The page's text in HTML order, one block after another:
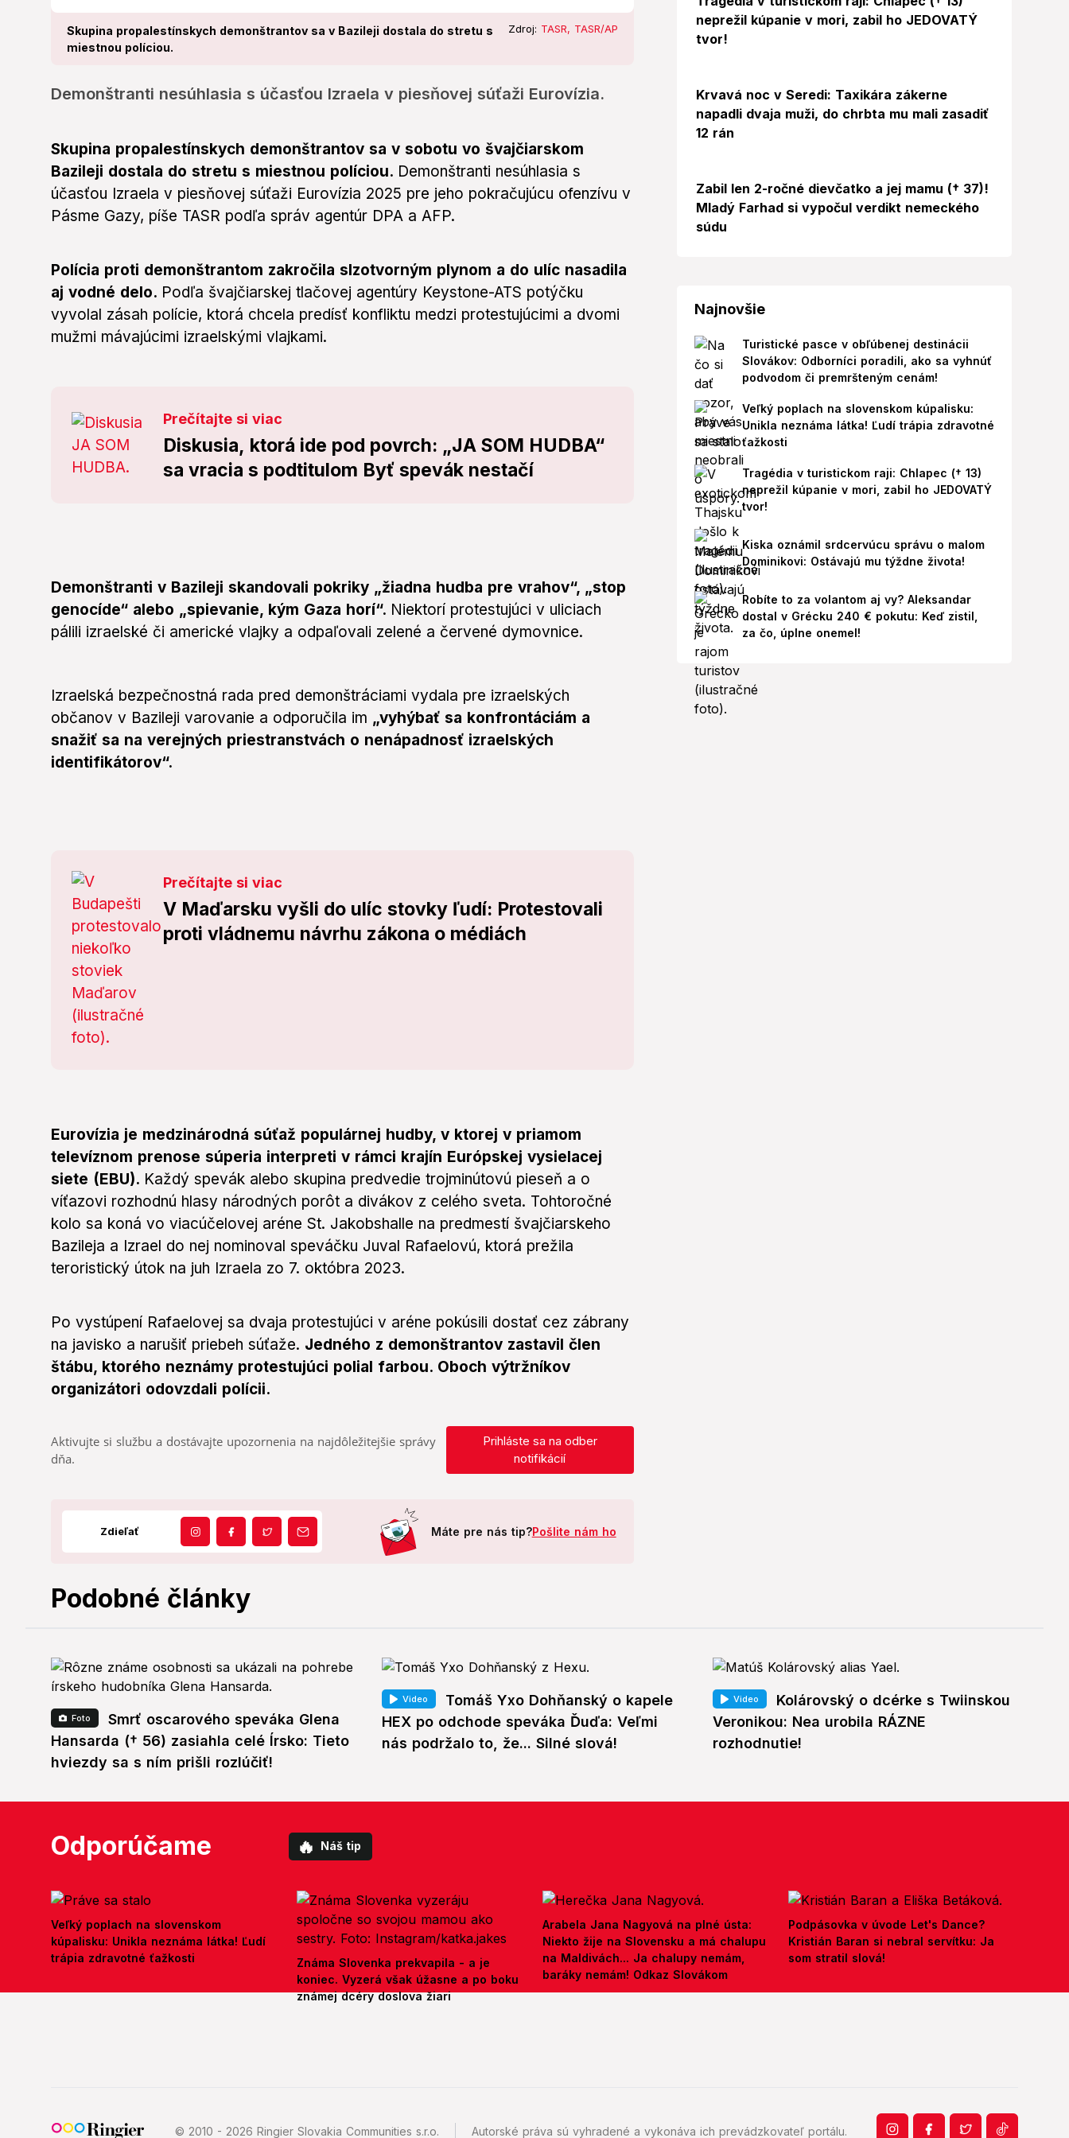
Skupina propalestínskych demonštrantov sa v Bazileji dostala do stretu s
miestnou políciou.
Zdroj: TASR, TASR/AP
Demonštranti nesúhlasia s účasťou Izraela v piesňovej súťaži Eurovízia.
Skupina propalestínskych demonštrantov sa v sobotu vo švajčiarskom
Bazileji dostala do stretu s miestnou políciou. Demonštranti nesúhlasia s
účasťou Izraela v piesňovej súťaži Eurovízia 2025 pre jeho pokračujúcu ofenzívu v
Pásme Gazy, píše TASR podľa správ agentúr DPA a AFP.
Polícia proti demonštrantom zakročila slzotvorným plynom a do ulíc nasadila
aj vodné delo. Podľa švajčiarskej tlačovej agentúry Keystone-ATS potýčku
vyvolal zásah polície, ktorá chcela predísť konfliktu medzi protestujúcimi a dvomi
mužmi mávajúcimi izraelskými vlajkami.
Prečítajte si viac
Diskusia, ktorá ide pod povrch: „JA SOM HUDBA“
sa vracia s podtitulom Byť spevák nestačí
Demonštranti v Bazileji skandovali pokriky „žiadna hudba pre vrahov“, „stop
genocíde“ alebo „spievanie, kým Gaza horí“. Niektorí protestujúci v uliciach
pálili izraelské či americké vlajky a odpaľovali zelené a červené dymovnice.
Izraelská bezpečnostná rada pred demonštráciami vydala pre izraelských
občanov v Bazileji varovanie a odporučila im „vyhýbať sa konfrontáciám a
snažiť sa na verejných priestranstvách o nenápadnosť izraelských
identifikátorov“.
Prečítajte si viac
V Maďarsku vyšli do ulíc stovky ľudí: Protestovali
proti vládnemu návrhu zákona o médiách
Eurovízia je medzinárodná súťaž populárnej hudby, v ktorej v priamom
televíznom prenose súperia interpreti v rámci krajín Európskej vysielacej
siete (EBU). Každý spevák alebo skupina predvedie trojminútovú pieseň a o
víťazovi rozhodnú hlasy národných porôt a divákov z celého sveta. Tohtoročné
kolo sa koná vo viacúčelovej aréne St. Jakobshalle na predmestí švajčiarskeho
Bazileja a Izrael do nej nominoval speváčku Juval Rafaelovú, ktorá prežila
teroristický útok na juh Izraela zo 7. októbra 2023.
Po vystúpení Rafaelovej sa dvaja protestujúci v aréne pokúsili dostať cez zábrany
na javisko a narušiť priebeh súťaže. Jedného z demonštrantov zastavil člen
štábu, ktorého neznámy protestujúci polial farbou. Oboch výtržníkov
organizátori odovzdali polícii.
Aktivujte si službu a dostávajte upozornenia na najdôležitejšie správy
dňa.
Prihláste sa na odber
notifikácií
Zdieľať Máte pre nás tip?Pošlite nám ho
neprežil kúpanie v mori, zabil ho JEDOVATÝ
tvor!
Krvavá noc v Seredi: Taxikára zákerne
napadli dvaja muži, do chrbta mu mali zasadiť
12 rán
Zabil len 2-ročné dievčatko a jej mamu († 37)!
Mladý Farhad si vypočul verdikt nemeckého
súdu
Najnovšie
Turistické pasce v obľúbenej destinácii
Slovákov: Odborníci poradili, ako sa vyhnúť
podvodom či premršteným cenám!
Veľký poplach na slovenskom kúpalisku:
Unikla neznáma látka! Ľudí trápia zdravotné
ťažkosti
Tragédia v turistickom raji: Chlapec († 13)
neprežil kúpanie v mori, zabil ho JEDOVATÝ
tvor!
Kiska oznámil srdcervúcu správu o malom
Dominikovi: Ostávajú mu týždne života!
Robíte to za volantom aj vy? Aleksandar
dostal v Grécku 240 € pokutu: Keď zistil,
za čo, úplne onemel!
Podobné články
Foto
Smrť oscarového speváka Glena
Hansarda († 56) zasiahla celé Írsko: Tieto
hviezdy sa s ním prišli rozlúčiť!
Video
Tomáš Yxo Dohňanský o kapele
HEX po odchode speváka Ďuďa: Veľmi
nás podržalo to, že... Silné slová!
Video
Kolárovský o dcérke s Twiinskou
Veronikou: Nea urobila RÁZNE
rozhodnutie!
Odporúčame 🔥 Náš tip
Veľký poplach na slovenskom
kúpalisku: Unikla neznáma látka! Ľudí
trápia zdravotné ťažkosti
Známa Slovenka prekvapila - a je
koniec. Vyzerá však úžasne a po boku
známej dcéry doslova žiari
Arabela Jana Nagyová na plné ústa:
Niekto žije na Slovensku a má chalupu
na Maldivách... Ja chalupy nemám,
baráky nemám! Odkaz Slovákom
Podpásovka v úvode Let's Dance?
Kristián Baran si nebral servítku: Ja
som stratil slová!
© 2010 - 2026 Ringier Slovakia Communities s.r.o. Autorské práva sú vyhradené a vykonáva ich prevádzkovateľ portálu.